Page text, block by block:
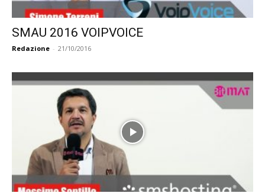
SMAU 2016 VOIPVOICE
Redazione - 21/10/2016